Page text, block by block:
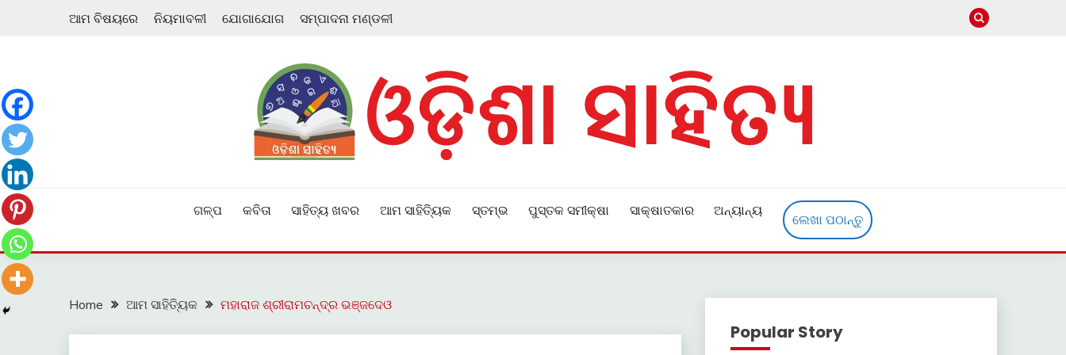
ଆମ ବିଷୟରେ ନିୟମାବଳୀ ଯୋଗାଯୋଗ ସମ୍ପାଦନା ମଣ୍ଡଳୀ
ଗଳ୍ପ କବିତା ସାହିତ୍ୟ ଖବର ଆମ ସାହିତ୍ୟିକ ସ୍ତମ୍ଭ ପୁସ୍ତକ ସମୀକ୍ଷା ସାକ୍ଷାତକାର ଅନ୍ୟାନ୍ୟ
ଲେଖା ପଠାନ୍ତୁ
Home ଆମ ସାହିତ୍ୟିକ ମହାରାଜ ଶ୍ରୀରାମଚନ୍ଦ୍ର ଭଞ୍ଜଦେଓ
Popular Story